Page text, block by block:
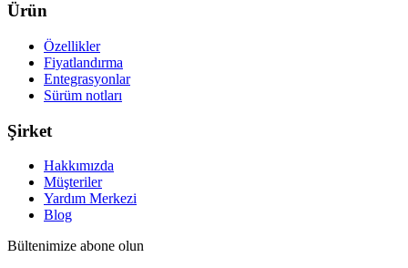
Ürün
Özellikler
Fiyatlandırma
Entegrasyonlar
Sürüm notları
Şirket
Hakkımızda
Müşteriler
Yardım Merkezi
Blog
Bültenimize abone olun